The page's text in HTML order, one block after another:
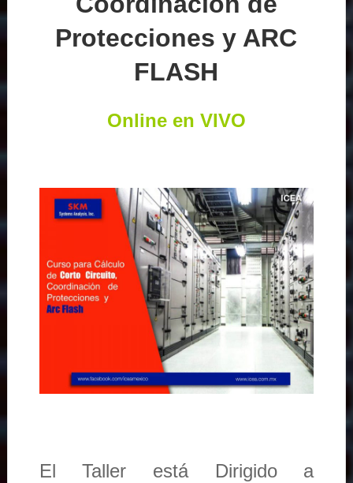
Protecciones y ARC
FLASH
Online en VIVO
El Taller está Dirigido a